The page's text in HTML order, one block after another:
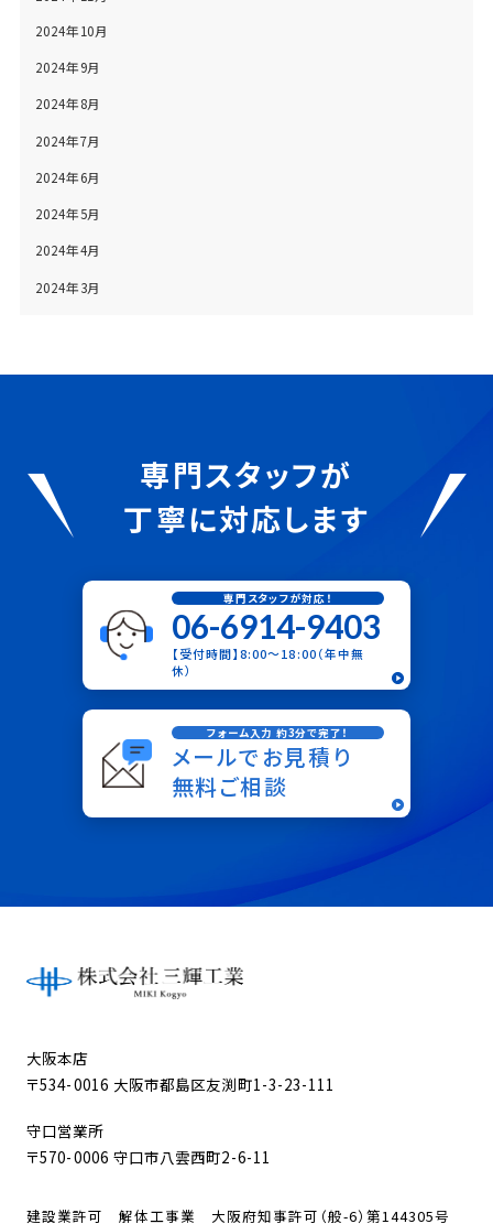
2024年10月
2024年9月
2024年8月
2024年7月
2024年6月
2024年5月
2024年4月
2024年3月
専門スタッフが
丁寧に対応します
専門スタッフが対応！
06-6914-9403
【受付時間】8:00〜18:00（年中無
休）
フォーム入力 約3分で完了！
メールでお見積り
無料ご相談
大阪本店
〒534-0016 大阪市都島区友渕町1-3-23-111
守口営業所
〒570-0006 守口市八雲西町2-6-11
建設業許可 解体工事業 大阪府知事許可（般-6）第144305号